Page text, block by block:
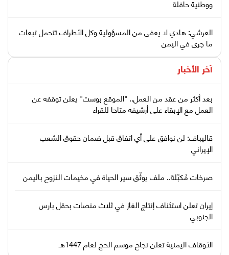
ووطنية حافلة
العرشي: هادي لا يعفى من المسؤولية وكل الأطراف تتحمل تبعات
ما جرى في اليمن
آخر الأخبار
بعد أكثر من عقد من العمل.. "الموقع بوست" يعلن توقفه عن
العمل مع الإبقاء على أرشيفه متاحا للقراء
قاليباف: لن نوافق على أي اتفاق قبل ضمان حقوق الشعب
الإيراني
صرخات مُكبّلة.. ملف يوثّق سير الحياة في مخيمات النزوح باليمن
إيران تعلن استئناف إنتاج الغاز في ثلاث منصات بحقل بارس
الجنوبي
الأوقاف اليمنية تعلن نجاح موسم الحج لعام 1447هـ